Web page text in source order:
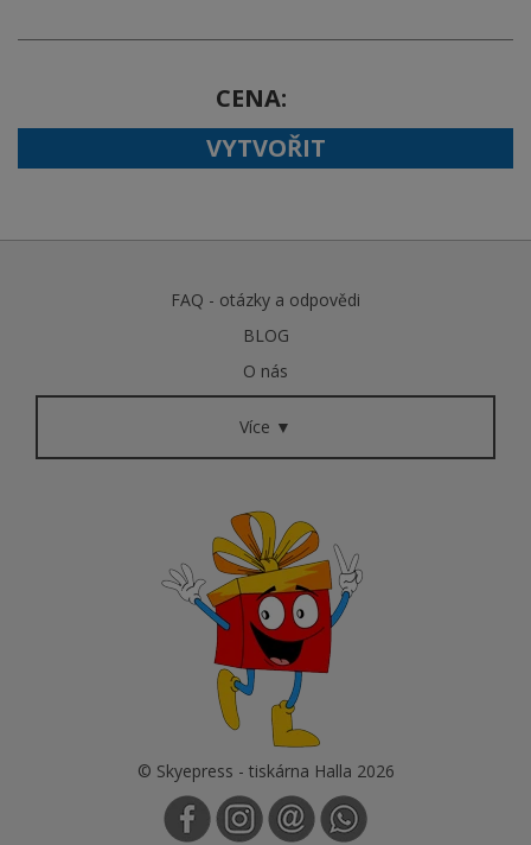
CENA
VYTVOŘIT
FAQ - otázky a odpovědi
BLOG
O nás
Více ▼
© Skyepress - tiskárna Halla 2026